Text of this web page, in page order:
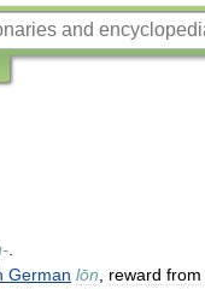
-
German lōn reward from